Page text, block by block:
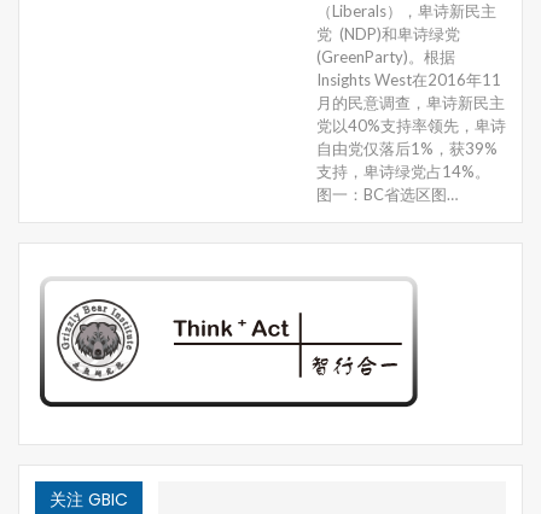
（Liberals），卑诗新民主
党 (NDP)和卑诗绿党
(GreenParty)。根据
Insights West在2016年11
月的民意调查，卑诗新民主
党以40%支持率领先，卑诗
自由党仅落后1%，获39%
支持，卑诗绿党占14%。
图一：BC省选区图…
关注 GBIC